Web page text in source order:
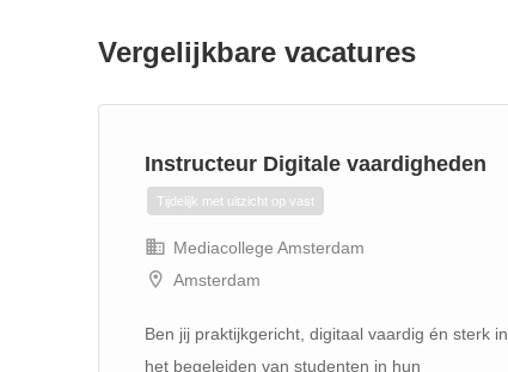
Vergelijkbare vacatures
Instructeur Digitale vaardigheden
Tijdelijk met uitzicht op vast
Mediacollege Amsterdam
Amsterdam
​​​​​​​Ben jij praktijkgericht, digitaal vaardig én sterk in
het begeleiden van studenten in hun